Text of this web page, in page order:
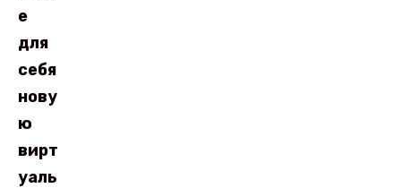
е
для
себя
нову
ю
вирт
уаль